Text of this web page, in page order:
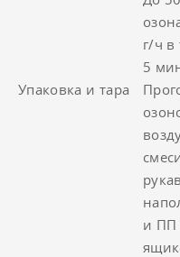
г/ч в
5
Упаковка и тара
и ПП